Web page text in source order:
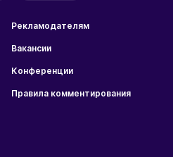
Рекламодателям
Вакансии
Конференции
Правила комментирования